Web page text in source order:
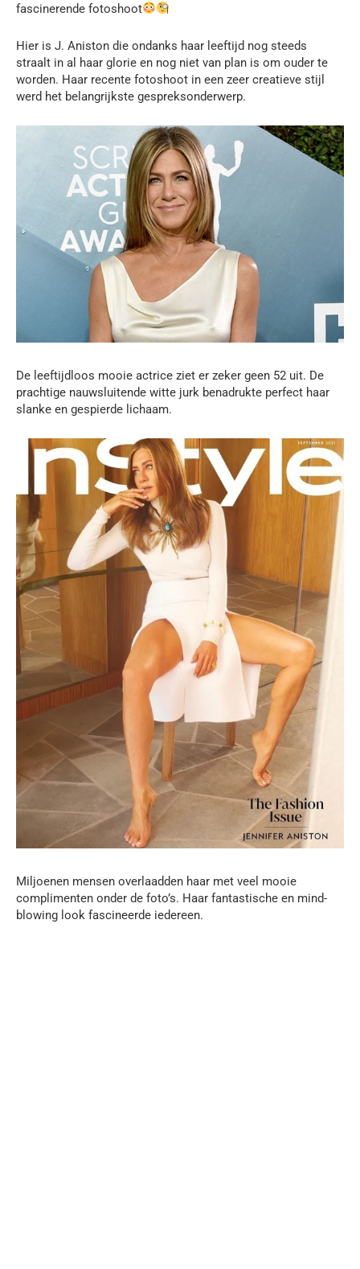
fascinerende fotoshoot
Hier is J. Aniston die ondanks haar leeftijd nog steeds
straalt in al haar glorie en nog niet van plan is om ouder te
worden. Haar recente fotoshoot in een zeer creatieve stijl
werd het belangrijkste gespreksonderwerp.
De leeftijdloos mooie actrice ziet er zeker geen 52 uit. De
prachtige nauwsluitende witte jurk benadrukte perfect haar
slanke en gespierde lichaam.
Miljoenen mensen overlaadden haar met veel mooie
complimenten onder de foto’s. Haar fantastische en mind-
blowing look fascineerde iedereen.